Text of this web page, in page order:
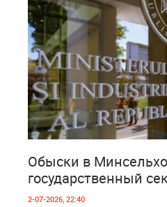
Обыски в
государственный
2-07-2026, 22:40